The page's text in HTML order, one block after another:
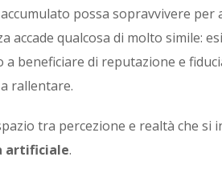
possa sopravvivere
accade qualcosa di molto simile:
a beneficiare di reputazione e
rallentare.
tra percezione e realtà che si
artificiale.